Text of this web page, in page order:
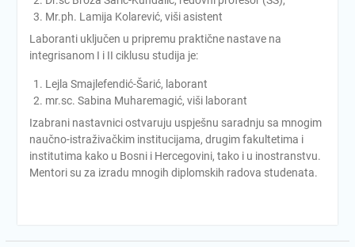
Mr.ph. Lamija Kolarević, viši asistent
Laboranti uključen u pripremu praktične nastave na
integrisanom I i II ciklusu studija je:
Lejla Smajlefendić-Šarić, laborant
mr.sc. Sabina Muharemagić, viši laborant
Izabrani nastavnici ostvaruju uspješnu saradnju sa mnogim
naučno-istraživačkim institucijama, drugim fakultetima i
institutima kako u Bosni i Hercegovini, tako i u inostranstvu.
Mentori su za izradu mnogih diplomskih radova studenata.